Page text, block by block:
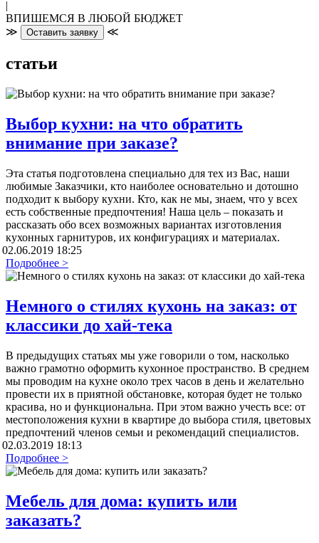
ВПИШЕМСЯ В ЛЮБОЙ БЮДЖЕТ
≫
Оставить заявку ≪
статьи
Выбор кухни: на что обратить
внимание при заказе?
Эта статья подготовлена специально для тех из Вас, наши
любимые Заказчики, кто наиболее основательно и дотошно
подходит к выбору кухни. Кто, как не мы, знаем, что у всех
есть собственные предпочтения! Наша цель – показать и
рассказать обо всех возможных вариантах изготовления
кухонных гарнитуров, их конфигурациях и материалах.
02.06.2019 18:25
Подробнее >
Немного о стилях кухонь на заказ: от
классики до хай-тека
В предыдущих статьях мы уже говорили о том, насколько
важно грамотно оформить кухонное пространство. В среднем
мы проводим на кухне около трех часов в день и желательно
провести их в приятной обстановке, которая будет не только
красива, но и функциональна. При этом важно учесть все: от
местоположения кухни в квартире до выбора стиля, цветовых
предпочтений членов семьи и рекомендаций специалистов.
02.03.2019 18:13
Подробнее >
Мебель для дома: купить или
заказать?